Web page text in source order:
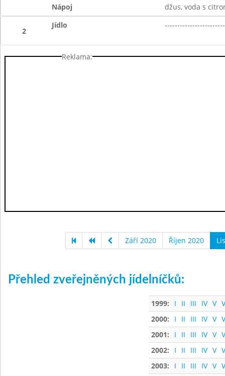
Nápoj
džus, voda s
2
Jídlo
Reklama:
Září 2020 Říjen 2020
Přehled zveřejněných jídelníčků:
1999: I II III IV V
2000:
I II III IV V
2001:
I II III IV V
2002:
I II III IV V
2003:
I II III IV V